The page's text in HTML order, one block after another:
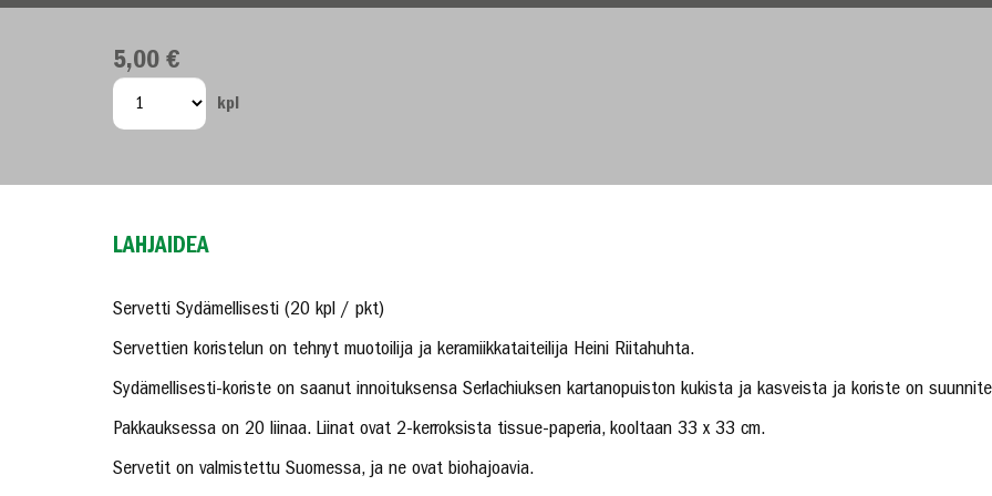
5,00 €
kpl
LAHJAIDEA
Servetti Sydämellisesti (20 kpl / pkt)
Servettien koristelun on tehnyt muotoilija ja keramiikkataiteilija Heini Riitahuhta.
Sydämellisesti-koriste on saanut innoituksensa Serlachiuksen kartanopuiston kukista ja kasveista ja koriste on
Pakkauksessa on 20 liinaa. Liinat ovat 2-kerroksista tissue-paperia, kooltaan 33 x 33 cm.
Servetit on valmistettu Suomessa, ja ne ovat biohajoavia.